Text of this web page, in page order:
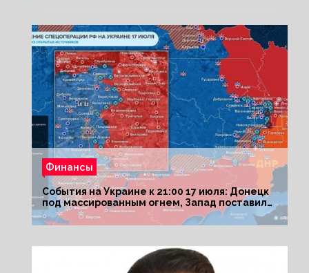
Финансы
События на Украине к 21:00 17 июля: Донецк
под массированным огнем, Запад поставил
Киеву ультиматум